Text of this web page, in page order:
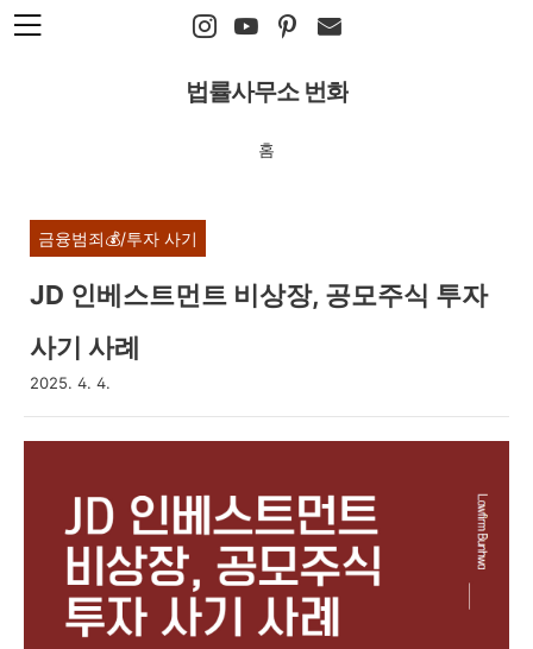
본문 바로가기
법률사무소 번화
홈
금융범죄💰/투자 사기
JD 인베스트먼트 비상장, 공모주식 투자
사기 사례
2025. 4. 4.